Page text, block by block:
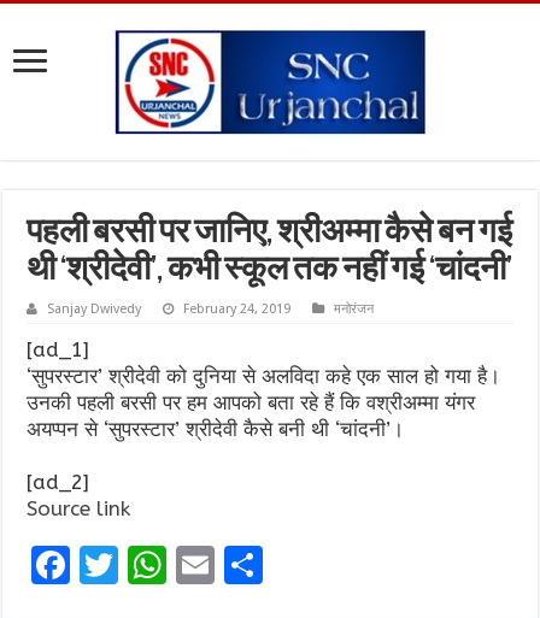
पहली बरसी पर जानिए, श्रीअम्मा कैसे बन गई
थी ‘श्रीदेवी’, कभी स्कूल तक नहीं गई ‘चांदनी’
Sanjay Dwivedy February 24, 2019 मनोरंजन
[ad_1]
‘सुपरस्टार’ श्रीदेवी को दुनिया से अलविदा कहे एक साल हो गया है।
उनकी पहली बरसी पर हम आपको बता रहे हैं कि वश्रीअम्मा यंगर
अयप्पन से ‘सुपरस्टार’ श्रीदेवी कैसे बनी थी ‘चांदनी’।
[ad_2]
Source link
F
T
W E